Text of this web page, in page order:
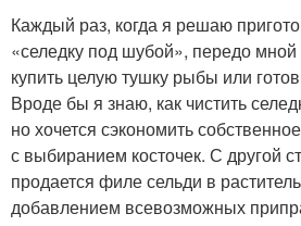
Каждый раз, когда я решаю
«селедку под шубой», передо
купить целую тушку рыбы или
Вроде бы я знаю, как чистить
но хочется сэкономить
с выбиранием косточек. С другой
продается филе сельди в
добавлением всевозможных